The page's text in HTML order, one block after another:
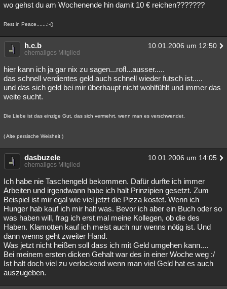
wo gehst du am Wochenende hin damit 10 € reichen???????
Rest in Peace.......:-()
h.c.b 10.01.2006 um 12:50
ehemaliges Mitglied
hier kann ich ja gar nix zu sagen...rofl...ausser.....
das schnell verdientes geld auch schnell wieder futsch ist.....
und das sich geld bei mir überhaupt nicht wohlfühlt und immer das
weite sucht.
Die Liebe ist das einzige Gut, das sich vermehrt, wenn man es verschwendet.
( Alte persische Weisheit )
dasbuzele 10.01.2006 um 14:05
ehemaliges Mitglied
Ich habe nie Taschengeld bekommen. Dafür durfte ich immer
Arbeiten und irgendwann habe ich halt Prinzipien gesetzt. Zum
Beispiel ist mir egal wie viel jetzt die Pizza kostet. Wenn ich
Hunger hab kauf ich mir halt was. Bevor ich aber ein Buch oder so
was haben will, frag ich erst mal meine Kollegen, ob die des
Haben. Klamotten kauf ich meist auch nur wenns nötig ist. Und
dann wenns geht zweiter Hand.
Was jetzt nicht heißen soll dass ich mit Geld umgehen kann....
Bei meinem ersten dicken Gehalt war des in einer Woche weg :/
Ist halt doch viel zu verlockend wenn man viel Geld hat es auch
auszugeben.